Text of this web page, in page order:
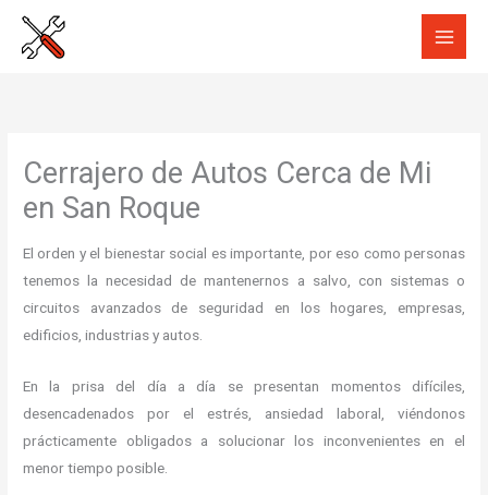
Cerrajero de Autos Cerca de Mi
en San Roque
El orden y el bienestar social es importante, por eso como personas
tenemos la necesidad de mantenernos a salvo, con sistemas o
circuitos avanzados de seguridad en los hogares, empresas,
edificios, industrias y autos.
En la prisa del día a día se presentan momentos difíciles,
desencadenados por el estrés, ansiedad laboral, viéndonos
prácticamente obligados a solucionar los inconvenientes en el
menor tiempo posible.